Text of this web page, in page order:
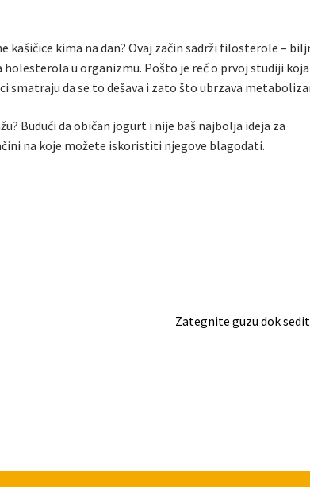
kašičice kima na dan? Ovaj začin sadrži filosterole –
u organizmu. Pošto je reč o prvoj studiji koja
smatraju da se to dešava i zato što ubrzava
Budući da običan jogurt i nije baš najbolja ideja za
na koje možete iskoristiti njegove blagodati.
Next
Zategnite guzu dok